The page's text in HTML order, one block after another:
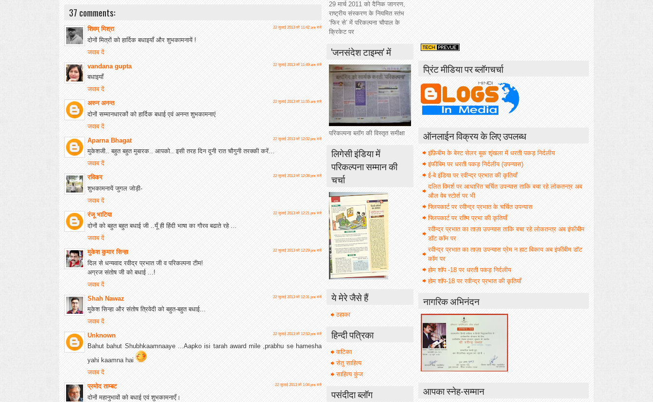
37 comments:
शिवम् मिश्रा 22 जुलाई 2013 को 11:42 am बजे
दोनों मित्रों को हार्दिक बधाइयाँ और शुभकामनायें !
जवाब दें
vandana gupta
22 जुलाई 2013 को 11:49 am बजे
बधाइयाँ
जवाब दें
अरुन अनन्त
22 जुलाई 2013 को 11:55 am बजे
दोनों सम्मानधारकों को हार्दिक बधाई एवं अनन्त शुभकामनाएं
जवाब दें
Aparna Bhagat
22 जुलाई 2013 को 12:02 pm बजे
मुकेशजी.. बहुत बहुत मुबारक.. आपको.. इसी तरह दिन दूनी रात चौगुनी तरक्की करें...
जवाब दें
रविकर
22 जुलाई 2013 को 12:08 pm बजे
शुभकामनायें जुगल जोड़ी-
जवाब दें
रंजू भाटिया
22 जुलाई 2013 को 12:21 pm बजे
दोनों को बहुत बहुत बधाई जी ..यूँ ही हिंदी भाषा का गौरव बढाते रहे ...
जवाब दें
मुकेश कुमार सिन्हा
22 जुलाई 2013 को 12:29 pm बजे
दिल से धन्यवाद रवीद्र प्रभात जी व परिकल्पना टीम!
अग्रज संतोष जी को बधाई ...!
जवाब दें
Shah Nawaz
22 जुलाई 2013 को 12:31 pm बजे
मुकेश सिन्हा और संतोष त्रिवेदी को बहुत-बहुत बधाई...
जवाब दें
Unknown
22 जुलाई 2013 को 12:53 pm बजे
Bahut bahut Shubhkaamnaaye ...Aapko isi tarah award mile ,prabhu se hamesha
yahi kaamna hai
जवाब दें
प्रमोद ताम्बट
22 जुलाई 2013 को 1:04 pm बजे
दोनों महानुभावों को बधाई एवं शुभकामनाएँ।
प्रिंट मीडिया पर ब्लॉगचर्चा
ऑनलाईन विक्रय के लिए उपलब्ध
इंफ़िबीम के बेस्ट सेलर बूक शृंखला में धरती पकड़ निर्दलीय
इंफीबिम पर धरती पकड़ निर्दलीय (उपन्यास)
ई-बे इंडिया पर रवीन्द्र प्रभात की कृतियाँ
दलित विमर्श पर आधारित चर्चित उपन्यास ताकि बचा रहे लोकतन्त्र अब
औल वेब स्टोर्स पर भी
फ्लिपकार्ट पर रवीन्द्र प्रभात के चर्चित उपन्यास
फ्लिपकार्ट पर रश्मि प्रभा की कृतियाँ
रवीन्द्र प्रभात का ताज़ा उपन्यास ताकि बचा रहे लोकतन्त्र अब इंफीबीम
डॉट कॉम पर
रवीन्द्र प्रभात का ताज़ा उपन्यास प्रेम न हाट बिकाय अब इंफीबीम डॉट
कॉम पर
होम शॉप -18 पर धरती पकड़ निर्दलीय
होम शॉप-18 पर रवीन्द्र प्रभात की कृतियाँ
नागरिक अभिनंदन
आपका स्नेह-सम्मान
29 मार्च 2011 को दैनिक जागरण,
राष्ट्रीय संस्करण के नियमित स्तंभ
‘फिर से’ में परिकल्पना चौपाल के
क्रिकेट पर
'जनसंदेश टाइम्स' में
परिकल्पना ब्लॉग की विस्तृत समीक्षा
लिगेसी इंडिया में
परिकल्पना सम्मान की
चर्चा
ये मेरे जैसे हैं
ठहाका
हिन्दी पत्रिका
वाटिका
सेतु साहित्य
साहित्य कुंज
पसंदीदा ब्लॉग